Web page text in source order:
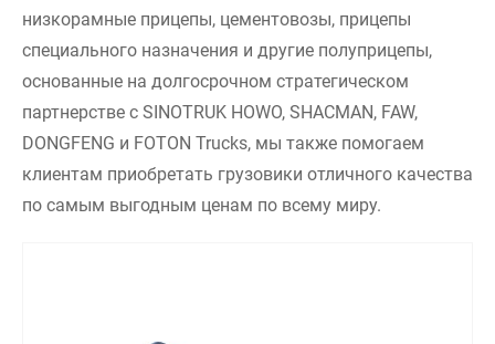
низкорамные прицепы, цементовозы, прицепы
специального назначения и другие полуприцепы,
основанные на долгосрочном стратегическом
партнерстве с SINOTRUK HOWO, SHACMAN, FAW,
DONGFENG и FOTON Trucks, мы также помогаем
клиентам приобретать грузовики отличного качества
по самым выгодным ценам по всему миру.